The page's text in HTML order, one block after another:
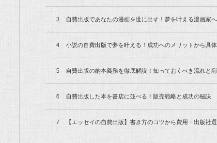
自費出版であなたの漫画を世に出す！夢を叶える漫画家
小説の自費出版で夢を叶える！成功へのメリットから具
自費出版の納本義務を徹底解説！知っておくべき流れと
自費出版した本を書店に並べる！販売戦略と成功の秘訣
【エッセイの自費出版】書き方のコツから費用・出版社